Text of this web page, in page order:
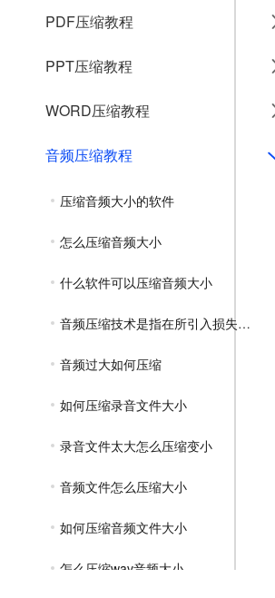
PDF压缩教程
PPT压缩教程
WORD压缩教程
音频压缩教程
压缩音频大小的软件
怎么压缩音频大小
什么软件可以压缩音频大小
音频压缩技术是指在所引入损失可忽略
音频过大如何压缩
如何压缩录音文件大小
录音文件太大怎么压缩变小
音频文件怎么压缩大小
如何压缩音频文件大小
怎么压缩wav音频大小